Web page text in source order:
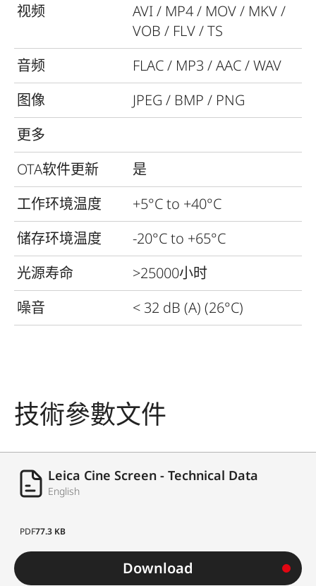
视频
AVI / MP4 / MOV / MKV /
VOB / FLV / TS
音频
FLAC / MP3 / AAC / WAV
图像
JPEG / BMP / PNG
更多
OTA软件更新
是
工作环境温度
+5°C to +40°C
储存环境温度
-20°C to +65°C
光源寿命
>25000小时
噪音
< 32 dB (A) (26°C)
技術參數文件
Leica Cine Screen - Technical Data
English
PDF77.3 KB
Download